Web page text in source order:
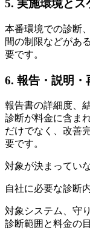
5. 実施環境とス
本番環境での診断
間の制限などがあ
要です。
6. 報告・説明・
報告書の詳細度、
診断が料金に含ま
だけでなく、改善
要です。
対象が決まってい
自社に必要な診断
対象システム、守
診断範囲と料金の